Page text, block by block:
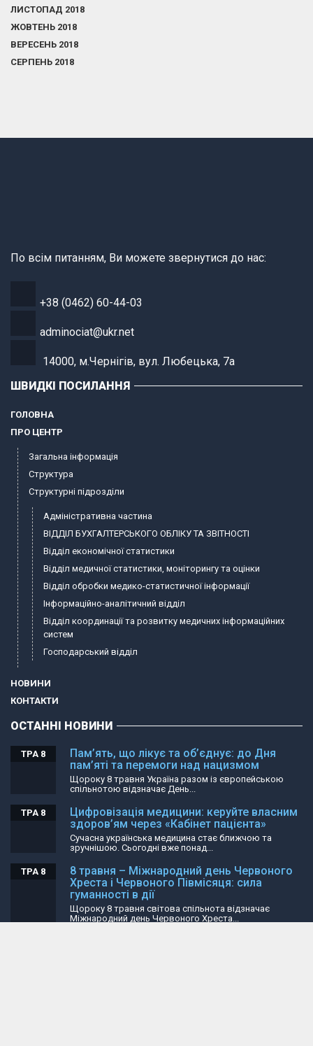
ЛИСТОПАД 2018
ЖОВТЕНЬ 2018
ВЕРЕСЕНЬ 2018
СЕРПЕНЬ 2018
По всім питанням, Ви можете звернутися до нас:
+38 (0462) 60-44-03
adminociat@ukr.net
14000, м.Чернігів, вул. Любецька, 7а
ШВИДКІ ПОСИЛАННЯ
ГОЛОВНА
ПРО ЦЕНТР
Загальна інформація
Структура
Структурні підрозділи
Адміністративна частина
ВІДДІЛ БУХГАЛТЕРСЬКОГО ОБЛІКУ ТА ЗВІТНОСТІ
Відділ економічної статистики
Відділ медичної статистики, моніторингу та оцінки
Відділ обробки медико-статистичної інформації
Інформаційно-аналітичний відділ
Відділ координації та розвитку медичних інформаційних
систем
Господарський відділ
НОВИНИ
КОНТАКТИ
ОСТАННІ НОВИНИ
Пам’ять, що лікує та об’єднує: до Дня
пам’яті та перемоги над нацизмом
ТРА 8
Щороку 8 травня Україна разом із європейською
спільнотою відзначає День...
Цифровізація медицини: керуйте власним
здоров’ям через «Кабінет пацієнта»
ТРА 8
Сучасна українська медицина стає ближчою та
зручнішою. Сьогодні вже понад...
8 травня – Міжнародний день Червоного
Хреста і Червоного Півмісяця: сила
гуманності в дії
ТРА 8
Щороку 8 травня світова спільнота відзначає
Міжнародний день Червоного Хреста...